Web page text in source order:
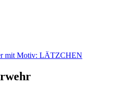
mit Motiv: LÄTZCHEN